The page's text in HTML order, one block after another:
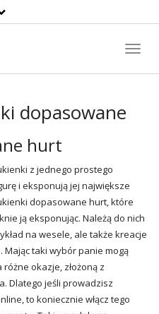
dopasowane
hurt
z jednego prostego
i eksponują jej największe
dopasowane hurt, które
ją eksponując. Należą do nich
na wesele, ale także kreacje
Mając taki wybór panie mogą
okazje, złożoną z
Dlatego jeśli prowadzisz
to koniecznie włącz tego